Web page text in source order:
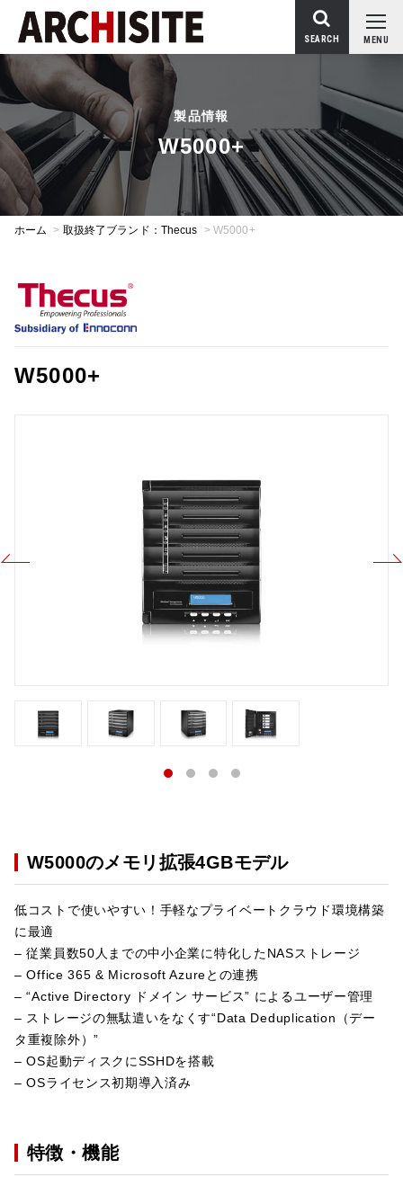
MENU
SEARCH
製品情報
W5000+
ホーム > 取扱終了ブランド：Thecus > W5000+
W5000+
W5000のメモリ拡張4GBモデル
低コストで使いやすい！手軽なプライベートクラウド環境構築
に最適
– 従業員数50人までの中小企業に特化したNASストレージ
– Office 365 & Microsoft Azureとの連携
– “Active Directory ドメイン サービス” によるユーザー管理
– ストレージの無駄遣いをなくす“Data Deduplication（デー
タ重複除外）”
– OS起動ディスクにSSHDを搭載
– OSライセンス初期導入済み
特徴・機能